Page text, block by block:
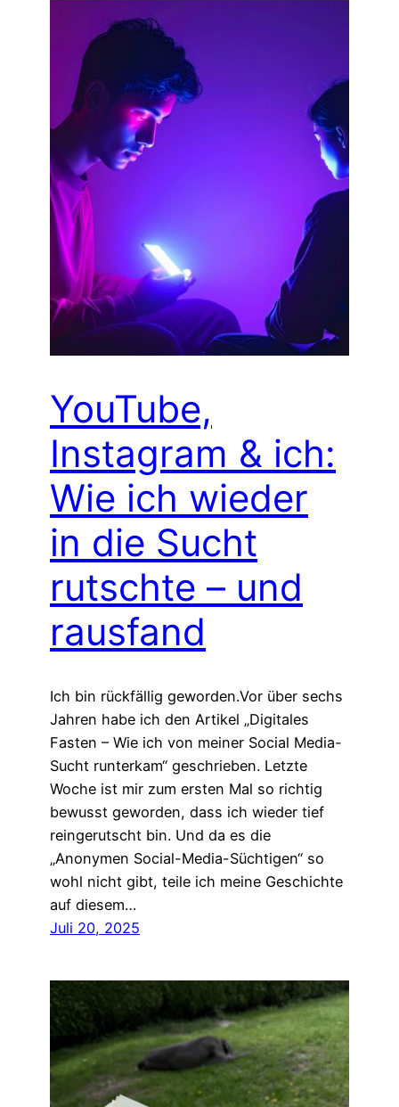
YouTube,
Instagram & ich:
Wie ich wieder
in die Sucht
rutschte – und
rausfand
Ich bin rückfällig geworden.Vor über sechs
Jahren habe ich den Artikel „Digitales
Fasten – Wie ich von meiner Social Media-
Sucht runterkam“ geschrieben. Letzte
Woche ist mir zum ersten Mal so richtig
bewusst geworden, dass ich wieder tief
reingerutscht bin. Und da es die
„Anonymen Social-Media-Süchtigen“ so
wohl nicht gibt, teile ich meine Geschichte
auf diesem…
Juli 20, 2025